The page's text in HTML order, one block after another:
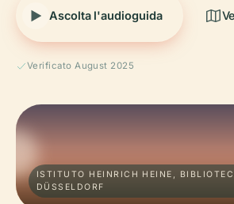
Ascolta l'audioguida
Verificato August 2025
ISTITUTO HEINRICH HEINE,
DÜSSELDORF